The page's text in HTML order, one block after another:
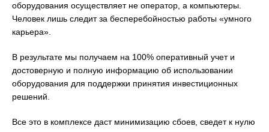
оборудования осуществляет не оператор, а компьютеры.
Человек лишь следит за бесперебойностью работы «умного
карьера».
В результате мы получаем на 100% оперативный учет и
достоверную и полную информацию об использовании
оборудования для поддержки принятия инвестиционных
решений.
Все это в комплексе даст минимизацию сбоев, сведет к нулю